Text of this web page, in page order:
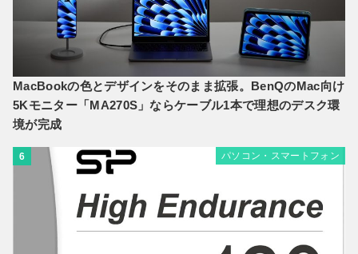
MacBookの色とデザインをそのまま拡張。BenQのMac向け
5Kモニター「MA270S」ならケーブル1本で理想のデスク環
境が完成
6 パソコン・スマートフォン